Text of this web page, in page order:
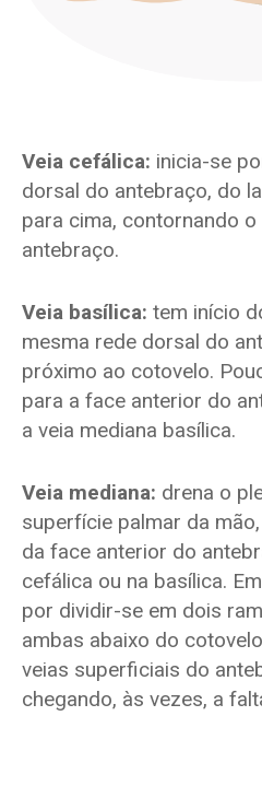
Veia cefálica: inicia-se
dorsal do antebraço, do
para cima, contornando
antebraço.
Veia basílica: tem início
mesma rede dorsal do
próximo ao cotovelo.
para a face anterior do
a veia mediana basílica.
Veia mediana: drena o
superfície palmar da
da face anterior do
cefálica ou na basílica.
por dividir-se em dois
ambas abaixo do
veias superficiais do
chegando, às vezes, a